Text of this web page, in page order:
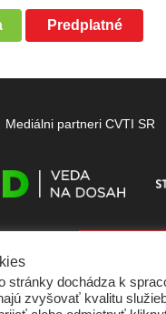
Predplatné
Mediálni partneri CVTI SR
stránky dochádza k
zvyšovať kvalitu